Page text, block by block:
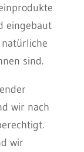
eingebaut
sind.
wir nach
wir